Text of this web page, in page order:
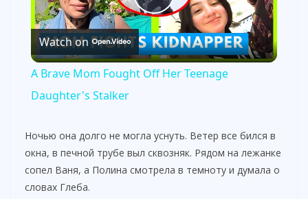
P
l
y
V
Watch on
A Brave Mom Fought Off Her Teenage
Daughter's Stalker
Ночью она долго не могла уснуть. Ветер все бился в
окна, в печной трубе выл сквозняк. Рядом на лежанке
сопел Ваня, а Полина смотрела в темноту и думала о
словах Глеба.